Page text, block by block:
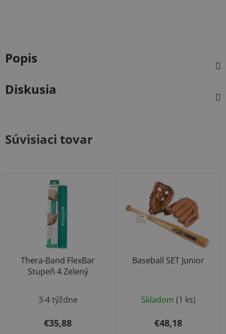
Popis
Diskusia
Súvisiaci tovar
Thera-Band FlexBar
Stupeň 4 Zelený
hodnotenie
produktu
3-4 týždne
€35,88
Baseball SET Junior
Skladom (1 ks)
€48,18